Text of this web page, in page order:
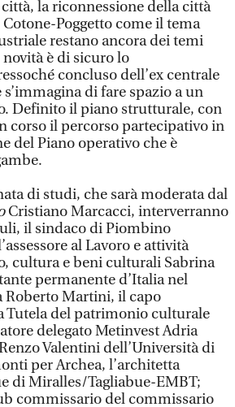
la riconnessione della città
Poggetto come il tema
restano ancora dei temi
è di sicuro lo
concluso dell’ex centrale
s’immagina di fare spazio a un
Definito il piano strutturale, con
corso il percorso partecipativo in
del Piano operativo che è
di studi, che sarà moderata dal
Cristiano Marcacci, interverranno
il sindaco di Piombino
al Lavoro e attività
cultura e beni culturali Sabrina
permanente d’Italia nel
Roberto Martini, il capo
Tutela del patrimonio culturale
delegato Metinvest Adria
Valentini dell’Università di
per Archea, l’architetta
di Miralles/Tagliabue-EMBT;
commissario del commissario